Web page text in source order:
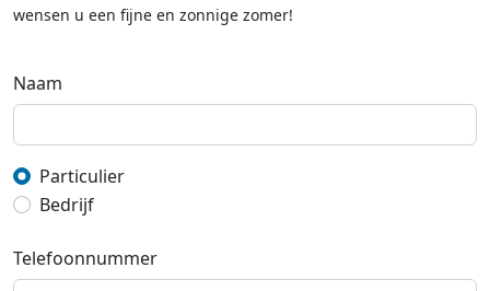
wensen u een fijne en zonnige zomer!
Naam
Particulier
Bedrijf
Telefoonnummer